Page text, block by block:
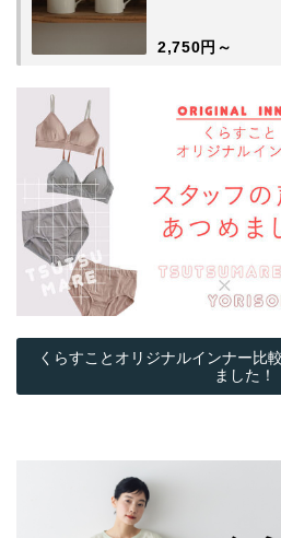
2,750円～
くらすことオリジナルインナー比
ました！